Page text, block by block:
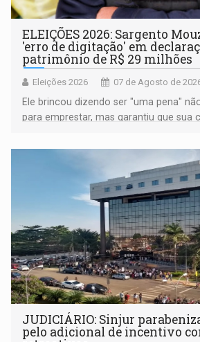
ELEIÇÕES 2026: Sargento
'erro de digitação' em
patrimônio de R$ 29 milhões
Eleições 2026 07 de Agosto de
Ele brincou dizendo ser "uma pena"
para emprestar, mas garantiu que sua
JUDICIÁRIO: Sinjur
pelo adicional de incentivo